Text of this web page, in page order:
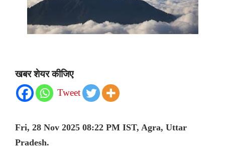
खबर शेयर कीजिए
Tweet
Fri, 28 Nov 2025 08:22 PM IST, Agra, Uttar
Pradesh.